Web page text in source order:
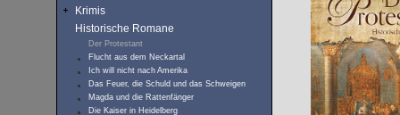
Krimis
Historische Romane
Der Protestant
Flucht aus dem Neckartal
Ich will nicht nach Amerika
Das Feuer, die Schuld und das Schweigen
Magda und die Rattenfänger
Die Kaiser in Heidelberg